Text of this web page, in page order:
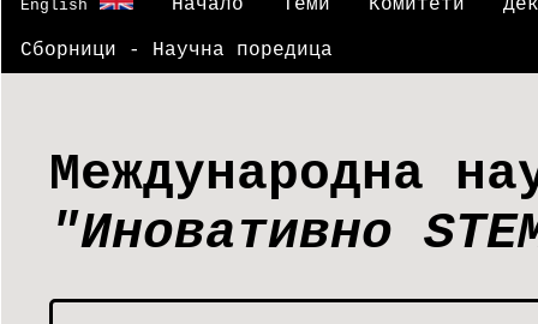
English Начало Теми Комитети
Сборници - Научна поредица
Международна
"Иновативно